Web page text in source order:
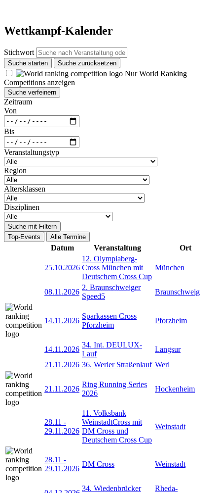
Wettkampf-Kalender
Stichwort
Suche starten Suche zurücksetzen
Nur World Ranking
Competitions anzeigen
Suche verfeinern
Zeitraum
Von
Bis
Veranstaltungstyp
Region
Altersklassen
Disziplinen
Suche mit Filtern
Top-Events
Alle Termine
Datum Veranstaltung Ort
25.10.2026
12. Olympiaberg-
Cross München mit
Deutschem Cross Cup
München
08.11.2026
2. Braunschweiger
Speed5
Braunschweig
14.11.2026
Sparkassen Cross
Pforzheim
Pforzheim
14.11.2026
34. Int. DEULUX-
Lauf
Langsur
21.11.2026 36. Werler Straßenlauf Werl
21.11.2026
Ring Running Series
2026
Hockenheim
28.11 -
29.11.2026
11. Volksbank
WeinstadtCross mit
DM Cross und
Deutschem Cross Cup
Weinstadt
28.11 -
29.11.2026
DM Cross Weinstadt
34. Wiedenbrücker
Rheda-